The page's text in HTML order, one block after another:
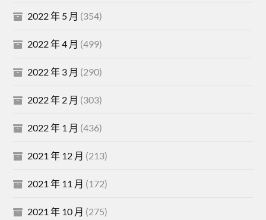
2022 年 5 月 (354)
2022 年 4 月 (499)
2022 年 3 月 (290)
2022 年 2 月 (303)
2022 年 1 月 (436)
2021 年 12 月 (213)
2021 年 11 月 (172)
2021 年 10 月 (275)